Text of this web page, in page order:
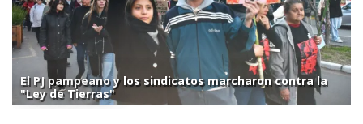
El PJ pampeano y los sindicatos marcharon contra la
"Ley de Tierras"